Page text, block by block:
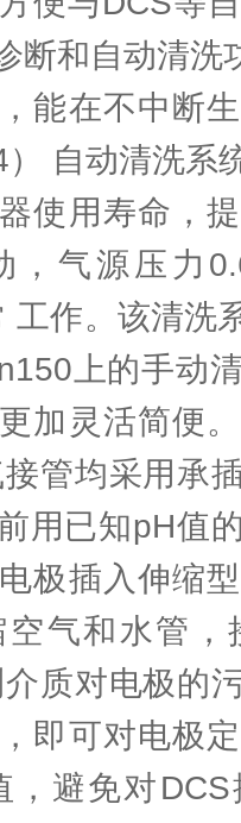
断和自动清洗
能在不中断
自动清洗系
使用寿命，
，气源压力
工作。该清洗
上的手动
加灵活简便
管均采用承
用已知pH值
极插入伸缩
气和水管
质对电极的
即可对电极
，避免对